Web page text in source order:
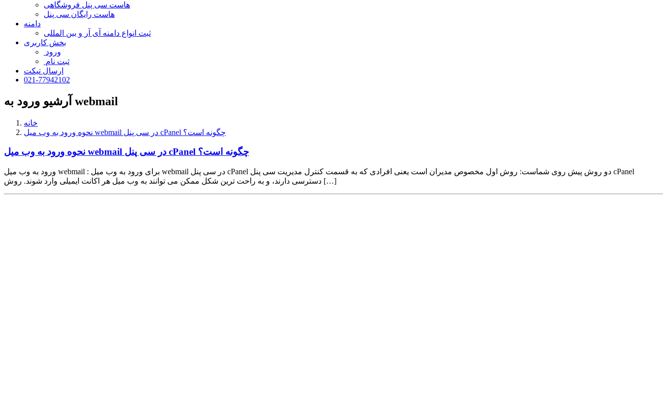
هاست سی پنل فروشگاهی
هاست رایگان سی پنل
دامنه
ثبت انواع دامنه آی آر و بین المللی
بخش کاربری
ورود
ثبت نام
ارسال تیکت
021-77942102
آرشیو ورود به webmail
خانه
نحوه ورود به وب میل webmail در سی پنل cPanel چگونه است؟
نحوه ورود به وب میل webmail در سی پنل cPanel چگونه است؟
ورود به وب میل webmail : برای ورود به وب میل webmail در سی پنل cPanel دو روش پیش روی شماست: روش اول مخصوص مدیران است یعنی افرادی که به قسمت کنترل مدیریت سی پنل cPanel
دسترسی دارند، و به راحت ترین شکل ممکن می توانند به وب میل هر اکانت ایمیلی وارد شوند. روش […]